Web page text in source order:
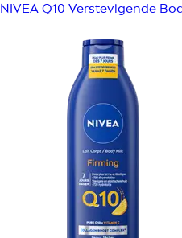
NIVEA Q10 Verstevigende